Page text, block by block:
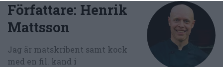
Författare: Henrik
Mattsson
Jag är matskribent samt kock
med en fil. kand i